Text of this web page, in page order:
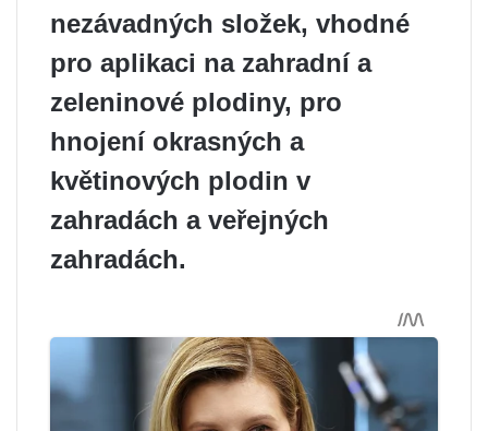
nezávadných složek, vhodné
pro aplikaci na zahradní a
zeleninové plodiny, pro
hnojení okrasných a
květinových plodin v
zahradách a veřejných
zahradách.